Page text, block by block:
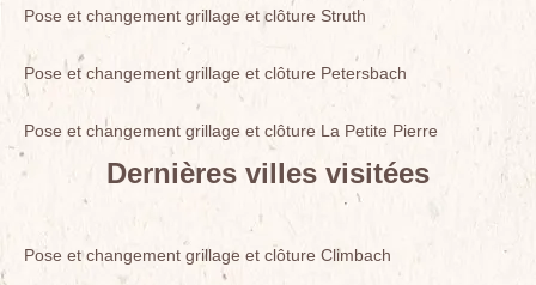
Pose et changement grillage et clôture Struth
Pose et changement grillage et clôture Petersbach
Pose et changement grillage et clôture La Petite Pierre
Dernières villes visitées
Pose et changement grillage et clôture Climbach